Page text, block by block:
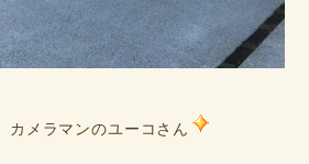
カメラマンのユーコさん